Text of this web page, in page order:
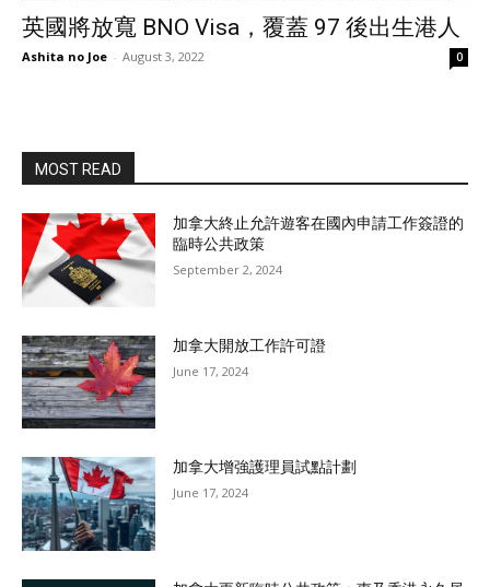
英國將放寬 BNO Visa，覆蓋 97 後出生港人
Ashita no Joe - August 3, 2022 0
MOST READ
加拿大終止允許遊客在國內申請工作簽證的
臨時公共政策
September 2, 2024
加拿大開放工作許可證
June 17, 2024
加拿大增強護理員試點計劃
June 17, 2024